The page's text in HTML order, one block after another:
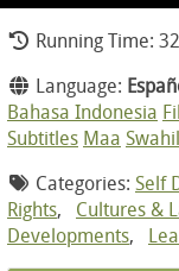
Running Time:
Language:
Bahasa Indonesia
Subtitles Maa
Categories: Self
Rights, Cultures &
Developments,